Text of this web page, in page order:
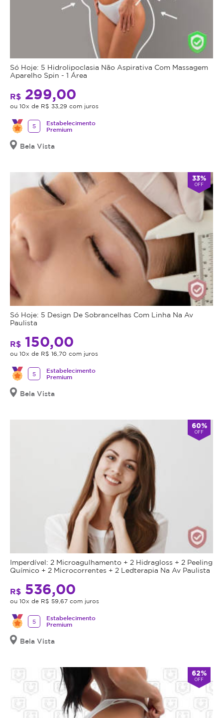
Só Hoje: 5 Hidrolipoclasia Não Aspirativa Com Massagem
Aparelho Spin - 1 Área
R$ 299,00
ou 10x de R$ 33,29 com juros
5
Estabelecimento
Premium
Bela Vista
33%
OFF
Só Hoje: 5 Design De Sobrancelhas Com Linha Na Av
Paulista
R$ 150,00
ou 10x de R$ 16,70 com juros
5
Estabelecimento
Premium
Bela Vista
60%
OFF
Imperdível: 2 Microagulhamento + 2 Hidragloss + 2 Peeling
Químico + 2 Microcorrentes + 2 Ledterapia Na Av Paulista
R$ 536,00
ou 10x de R$ 59,67 com juros
5
Estabelecimento
Premium
Bela Vista
62%
OFF